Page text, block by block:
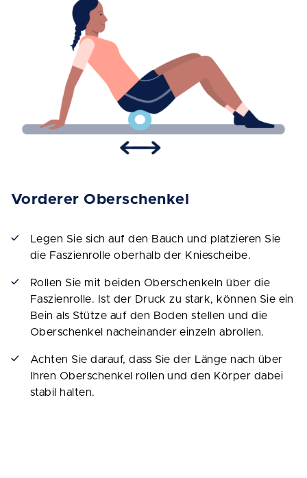
Vorderer Oberschenkel
Legen Sie sich auf den Bauch und platzieren Sie
die Faszienrolle oberhalb der Kniescheibe.
Rollen Sie mit beiden Oberschenkeln über die
Faszienrolle. Ist der Druck zu stark, können Sie ein
Bein als Stütze auf den Boden stellen und die
Oberschenkel nacheinander einzeln abrollen.
Achten Sie darauf, dass Sie der Länge nach über
Ihren Oberschenkel rollen und den Körper dabei
stabil halten.